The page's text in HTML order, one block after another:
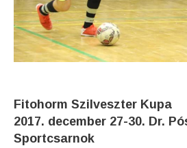
Fitohorm Szilveszter Kupa
2017. december 27-30. Dr.
Sportcsarnok